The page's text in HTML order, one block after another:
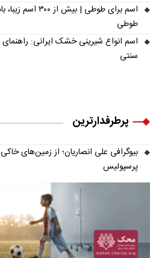
اسم برای طوطی |
طوطی
اسم انواع شیرینی خشک ایرانی:
سنتی
پرطرفدارترین
بیوگرافی علی انصاریان؛ از زمین‌های
پرسپولیس